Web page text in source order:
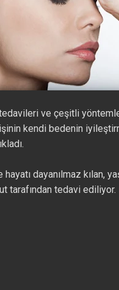
ve çeşitli
kendi bedenin
hayatı dayanılmaz kılan,
tarafından tedavi ediliyor.